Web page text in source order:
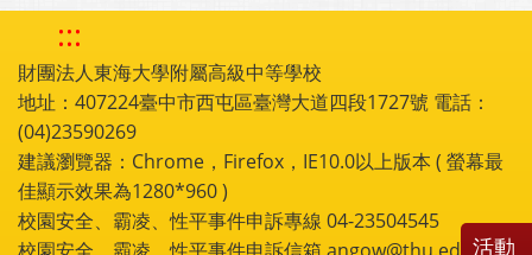
:::
財團法人東海大學附屬高級中等學校
地址：407224臺中市西屯區臺灣大道四段1727號 電話：
(04)23590269
建議瀏覽器：Chrome，Firefox，IE10.0以上版本 ( 螢幕最
佳顯示效果為1280*960 )
校園安全、霸凌、性平事件申訴專線 04-23504545
校園安全、霸凌、性平事件申訴信箱 angow@thu.edu.tw
活動